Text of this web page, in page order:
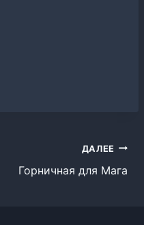
ДАЛЕЕ
Горничная для Мага